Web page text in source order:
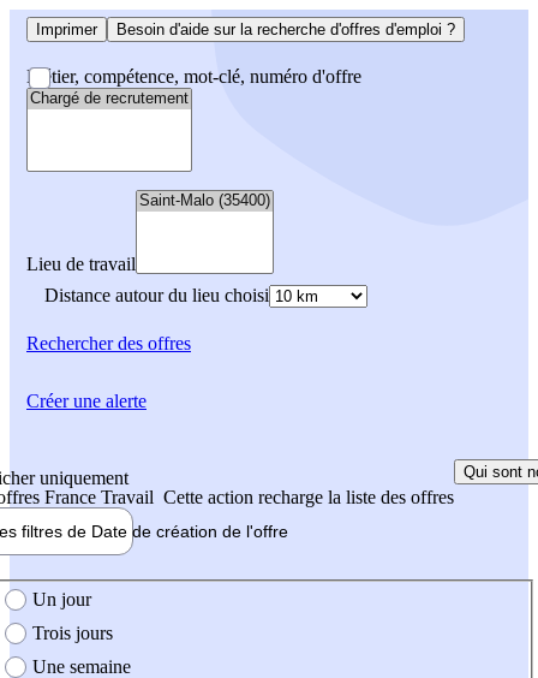
Imprimer Besoin d'aide sur la recherche d'offres d'emploi ?
Métier, compétence, mot-clé, numéro d'offre
Lieu de travail
Distance autour du lieu choisi
Rechercherdes offres
uniquement
France Travail Cette action recharge la liste des offres
Qui sont
filtres de Date de création de l'offre
création de l'offre
Un jour
Trois jours
Une semaine
Créer une alerte